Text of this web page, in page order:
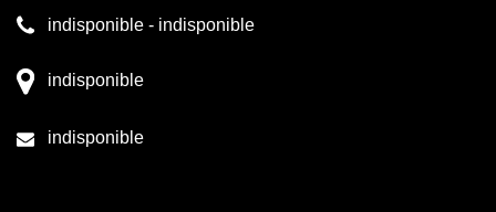
indisponible - indisponible
indisponible
indisponible